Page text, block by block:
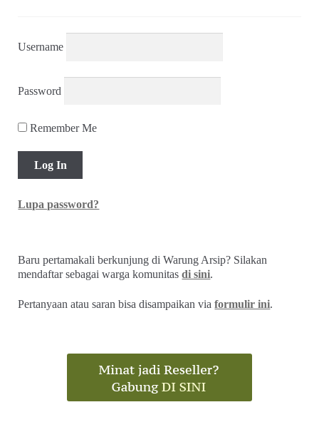
Username
Password
Remember Me
Lupa password?
Baru pertamakali berkunjung di Warung Arsip? Silakan
mendaftar sebagai warga komunitasdi sini.
Pertanyaan atau saran bisa disampaikan viaformulir ini.